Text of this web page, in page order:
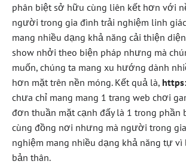
phân biệt sở hữu cùng liên kết hơn với
người trong gia đình trải nghiệm linh
mang nhiều dạng khả năng cải thiện
show nhởi theo biện pháp nhưng mà
muốn, chúng ta mang xu hướng dành
hơn mặt trên nền móng. Kết quả là,
chưa chỉ mang mang 1 trang web chơi
đơn thuần mặt cạnh đấy là 1 trong phần
cùng đồng nơi nhưng mà người trong
nghiệm mang nhiều dạng khả năng tự vì
bản thân.